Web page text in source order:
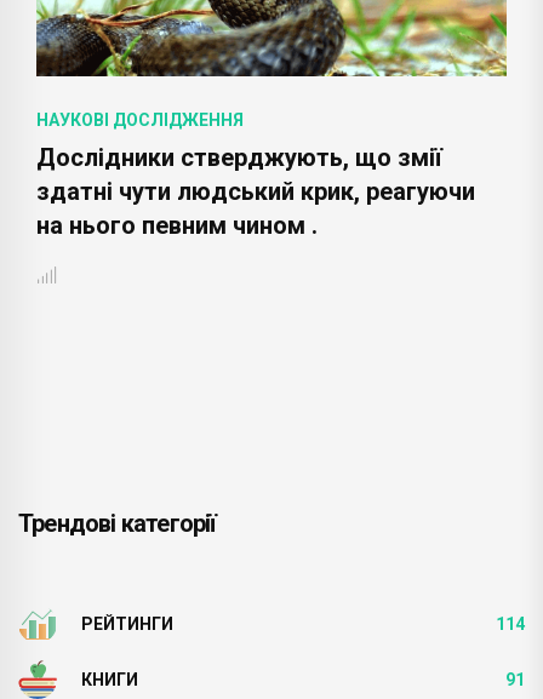
НАУКОВІ ДОСЛІДЖЕННЯ
Дослідники стверджують, що змії
здатні чути людський крик, реагуючи
на нього певним чином .
Трендові категорії
РЕЙТИНГИ 114
КНИГИ 91